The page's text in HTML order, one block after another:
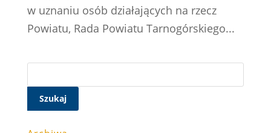
w uznaniu osób działających na rzecz
Powiatu, Rada Powiatu Tarnogórskiego...
Szukaj: